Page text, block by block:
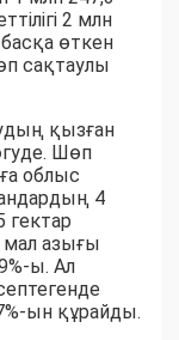
2 млн
өткен
сақтаулы
қызған
Шөп
облыс
4
гектар
азығы
ы. Ал
ын құрайды.